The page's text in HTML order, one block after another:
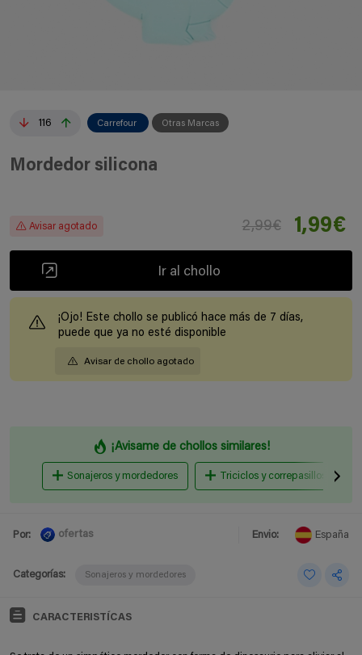
116 Carrefour Otras Marcas
Mordedor silicona
Avisar agotado 2,99€ 1,99€
Ir al chollo
¡Ojo! Este chollo se publicó hace más de 7 días,
puede que ya no esté disponible
Avisar de chollo agotado
¡Avisame de chollos similares!
Sonajeros y mordedores Triciclos y correpasillos
Por: ofertas Envio: España
Categorías: Sonajeros y mordedores
CARACTERISTÍCAS